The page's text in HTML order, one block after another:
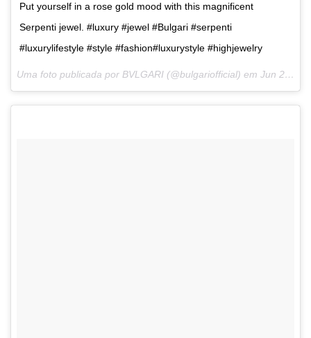
Put yourself in a rose gold mood with this magnificent
Serpenti jewel. #luxury #jewel #Bulgari #serpenti
#luxurylifestyle #style #fashion#luxurystyle #highjewelry
Uma foto publicada por BVLGARI (@bulgariofficial) em Jun 25, 2015 às 3:16 PDT